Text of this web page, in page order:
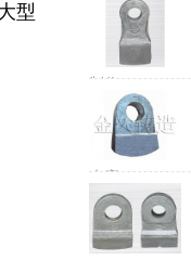
型
制作...
来应...